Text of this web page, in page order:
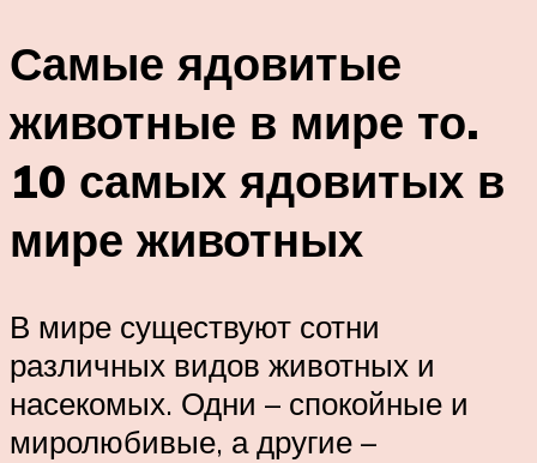
Самые ядовитые
животные в мире то.
10 самых ядовитых в
мире животных
В мире существуют сотни
различных видов животных и
насекомых. Одни – спокойные и
миролюбивые, а другие –